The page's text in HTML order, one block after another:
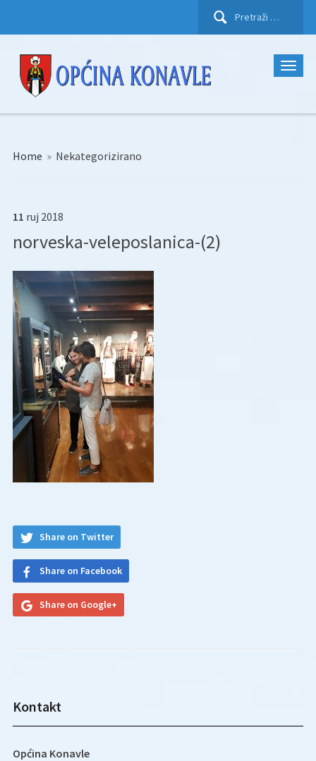
Pretraži:
Home » Nekategorizirano
11 ruj 2018
norveska-veleposlanica-(2)
Share on Twitter
Share on Facebook
Share on Google+
Kontakt
Općina Konavle